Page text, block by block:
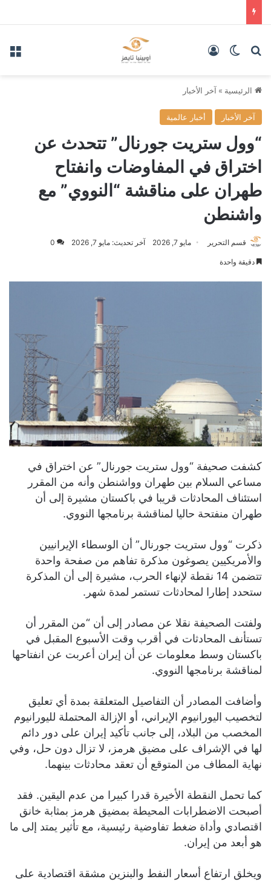
بحث عنالوضع المظلم
الرئيسية » آخر الأخبار
آخر الأخبار أخبار عالمية
“وول ستريت جورنال” تتحدث عن
اختراق في المفاوضات وانفتاح
طهران على مناقشة “النووي” مع
واشنطن
قسم التحرير مايو 7, 2026 آخر تحديث: مايو 7, 2026 0
دقيقة واحدة
كشفت صحيفة “وول ستريت جورنال” عن اختراق في
مساعي السلام بين طهران وواشنطن وأنه من المقرر
استئناف المحادثات قريبا في باكستان مشيرة إلى أن
طهران منفتحة حاليا لمناقشة برنامجها النووي.
ذكرت “وول ستريت جورنال” أن الوسطاء الإيرانيين
والأمريكيين يصوغون مذكرة تفاهم من صفحة واحدة
تتضمن 14 نقطة لإنهاء الحرب، مشيرة إلى أن المذكرة
ستحدد إطارا لمحادثات تستمر لمدة شهر.
ولفتت الصحيفة نقلا عن مصادر إلى أن “من المقرر أن
تستأنف المحادثات في أقرب وقت الأسبوع المقبل في
باكستان وسط معلومات عن أن إيران أعربت عن انفتاحها
لمناقشة برنامجها النووي.
وأضافت المصادر أن التفاصيل المتعلقة بمدة أي تعليق
لتخصيب اليورانيوم الإيراني، أو الإزالة المحتملة لليورانيوم
المخصب من البلاد، إلى جانب تأكيد إيران على دور دائم
لها في الإشراف على مضيق هرمز، لا تزال دون حل، وفي
نهاية المطاف من المتوقع أن تعقد محادثات بينهما.
كما تحمل النقطة الأخيرة قدرا كبيرا من عدم اليقين. فقد
أصبحت الاضطرابات المحيطة بمضيق هرمز بمثابة خانق
اقتصادي وأداة ضغط تفاوضية رئيسية، مع تأثير يمتد إلى ما
هو أبعد من إيران.
ويخلق ارتفاع أسعار النفط والبنزين مشقة اقتصادية على